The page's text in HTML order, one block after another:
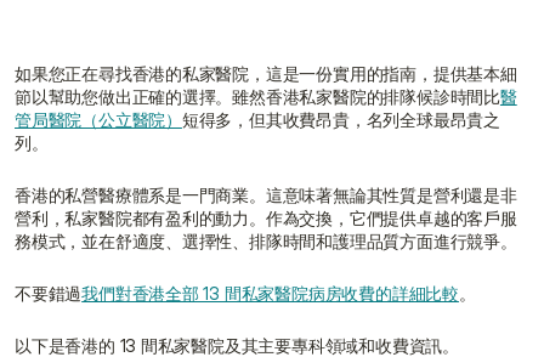
如果您正在尋找香港的私家醫院，這是一份實用的指南，提供基本細
節以幫助您做出正確的選擇。雖然香港私家醫院的排隊候診時間比醫
管局醫院（公立醫院） 短得多，但其收費昂貴，名列全球最昂貴之
列。
香港的私營醫療體系是一門商業。這意味著無論其性質是營利還是非
營利，私家醫院都有盈利的動力。作為交換，它們提供卓越的客戶服
務模式，並在舒適度、選擇性、排隊時間和護理品質方面進行競爭。
不要錯過我們對香港全部 13 間私家醫院病房收費的詳細比較。
以下是香港的 13 間私家醫院及其主要專科領域和收費資訊。